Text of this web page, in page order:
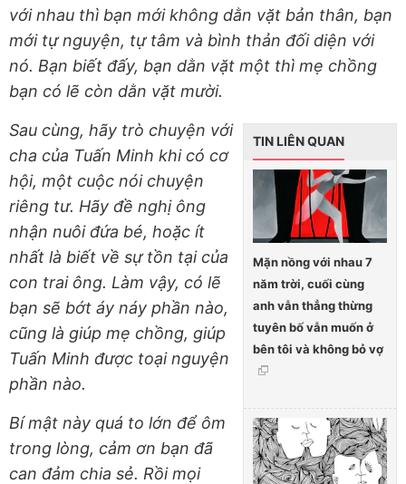
với nhau thì bạn mới không dằn vặt bản thân, bạn
mới tự nguyện, tự tâm và bình thản đối diện với
nó. Bạn biết đấy, bạn dằn vặt một thì mẹ chồng
bạn có lẽ còn dằn vặt mười.
TIN LIÊN QUAN
Mặn nồng với nhau 7
năm trời, cuối cùng
anh vẫn thẳng thừng
tuyên bố vẫn muốn ở
bên tôi và không bỏ vợ
Sau cùng, hãy trò chuyện với
cha của Tuấn Minh khi có cơ
hội, một cuộc nói chuyện
riêng tư. Hãy đề nghị ông
nhận nuôi đứa bé, hoặc ít
nhất là biết về sự tồn tại của
con trai ông. Làm vậy, có lẽ
bạn sẽ bớt áy náy phần nào,
cũng là giúp mẹ chồng, giúp
Tuấn Minh được toại nguyện
phần nào.
Bí mật này quá to lớn để ôm
trong lòng, cảm ơn bạn đã
can đảm chia sẻ. Rồi mọi